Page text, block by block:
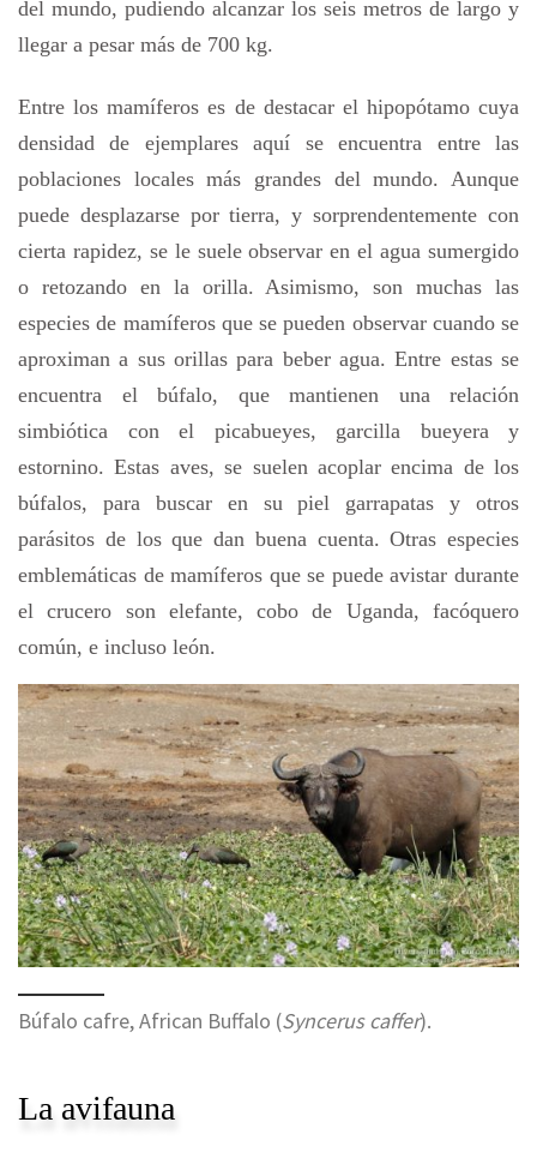
del mundo, pudiendo alcanzar los seis metros de largo y
llegar a pesar más de 700 kg.
Entre los mamíferos es de destacar el hipopótamo cuya
densidad de ejemplares aquí se encuentra entre las
poblaciones locales más grandes del mundo. Aunque
puede desplazarse por tierra, y sorprendentemente con
cierta rapidez, se le suele observar en el agua sumergido
o retozando en la orilla. Asimismo, son muchas las
especies de mamíferos que se pueden observar cuando se
aproximan a sus orillas para beber agua. Entre estas se
encuentra el búfalo, que mantienen una relación
simbiótica con el picabueyes, garcilla bueyera y
estornino. Estas aves, se suelen acoplar encima de los
búfalos, para buscar en su piel garrapatas y otros
parásitos de los que dan buena cuenta. Otras especies
emblemáticas de mamíferos que se puede avistar durante
el crucero son elefante, cobo de Uganda, facóquero
común, e incluso león.
Búfalo cafre, African Buffalo (Syncerus caffer).
La avifauna